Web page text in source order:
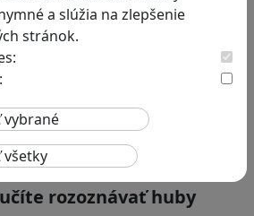
a slúžia na zlepšenie
stránok.
Home: Milá hra, v
rozoznávať huby